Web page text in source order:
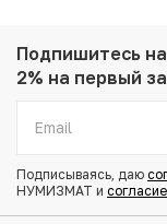
Проба: 800
Вес: 4.79 г
Тираж: 4.313.015
Купить 20 сен
Подпишитесь
2% на первый
Подписываясь, даю
НУМИЗМАТ и